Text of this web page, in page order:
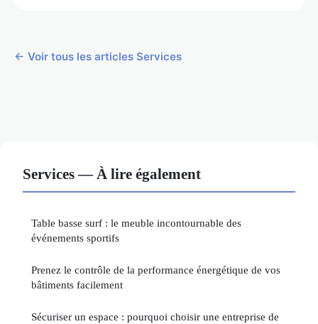
← Voir tous les articles Services
Services — À lire également
Table basse surf : le meuble incontournable des
événements sportifs
Prenez le contrôle de la performance énergétique de vos
bâtiments facilement
Sécuriser un espace : pourquoi choisir une entreprise de